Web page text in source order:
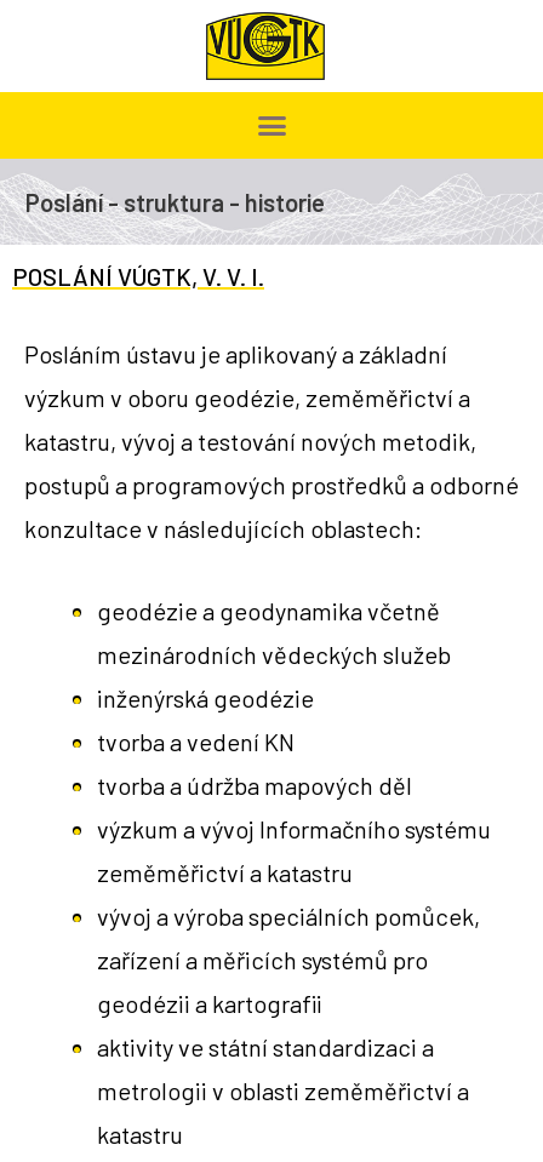
Poslání - struktura - historie
POSLÁNÍ VÚGTK, V. V. I.
Posláním ústavu je aplikovaný a základní
výzkum v oboru geodézie, zeměměřictví a
katastru, vývoj a testování nových metodik,
postupů a programových prostředků a odborné
konzultace v následujících oblastech:
geodézie a geodynamika včetně
mezinárodních vědeckých služeb
inženýrská geodézie
tvorba a vedení KN
tvorba a údržba mapových děl
výzkum a vývoj Informačního systému
zeměměřictví a katastru
vývoj a výroba speciálních pomůcek,
zařízení a měřicích systémů pro
geodézii a kartografii
aktivity ve státní standardizaci a
metrologii v oblasti zeměměřictví a
katastru